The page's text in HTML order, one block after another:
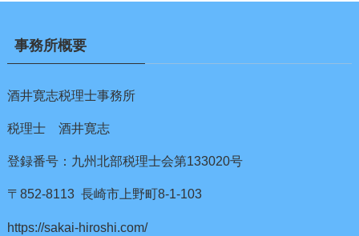
事務所概要
酒井寛志税理士事務所
税理士 酒井寛志
登録番号：九州北部税理士会第133020号
〒852-8113 長崎市上野町8-1-103
https://sakai-hiroshi.com/